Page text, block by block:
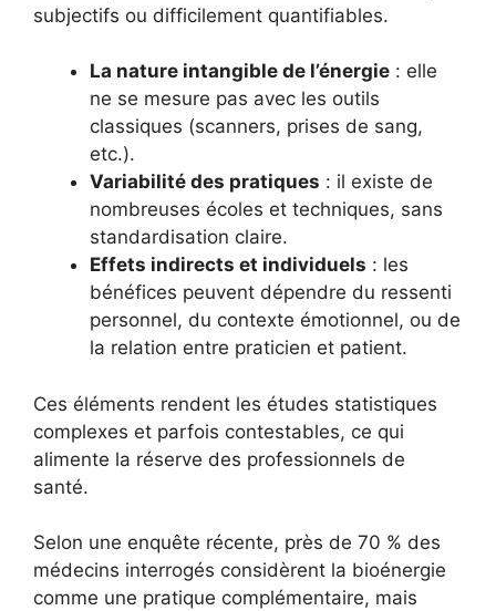
subjectifs ou difficilement quantifiables.
La nature intangible de l’énergie : elle
ne se mesure pas avec les outils
classiques (scanners, prises de sang,
etc.).
Variabilité des pratiques : il existe de
nombreuses écoles et techniques, sans
standardisation claire.
Effets indirects et individuels : les
bénéfices peuvent dépendre du ressenti
personnel, du contexte émotionnel, ou de
la relation entre praticien et patient.
Ces éléments rendent les études statistiques
complexes et parfois contestables, ce qui
alimente la réserve des professionnels de
santé.
Selon une enquête récente, près de 70 % des
médecins interrogés considèrent la bioénergie
comme une pratique complémentaire, mais